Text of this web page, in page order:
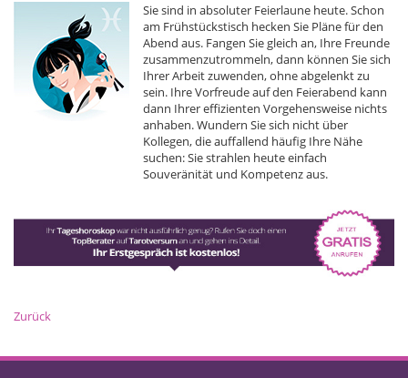
Sie sind in absoluter Feierlaune heute. Schon
am Frühstückstisch hecken Sie Pläne für den
Abend aus. Fangen Sie gleich an, Ihre Freunde
zusammenzutrommeln, dann können Sie sich
Ihrer Arbeit zuwenden, ohne abgelenkt zu
sein. Ihre Vorfreude auf den Feierabend kann
dann Ihrer effizienten Vorgehensweise nichts
anhaben. Wundern Sie sich nicht über
Kollegen, die auffallend häufig Ihre Nähe
suchen: Sie strahlen heute einfach
Souveränität und Kompetenz aus.
Zurück